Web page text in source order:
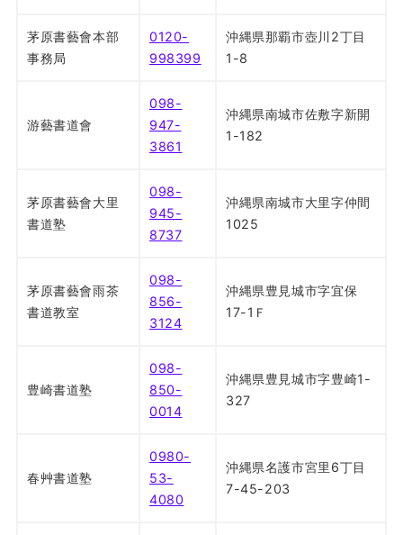
茅原書藝會本部
事務局
0120-
998399
沖縄県那覇市壺川2丁目
1-8
游藝書道會
098-
947-
3861
沖縄県南城市佐敷字新開
1-182
茅原書藝會大里
書道塾
098-
945-
8737
沖縄県南城市大里字仲間
1025
茅原書藝會雨茶
書道教室
098-
856-
3124
沖縄県豊見城市字宜保
17-1Ｆ
豊崎書道塾
098-
850-
0014
沖縄県豊見城市字豊崎1-
327
春艸書道塾
0980-
53-
4080
沖縄県名護市宮里6丁目
7-45-203